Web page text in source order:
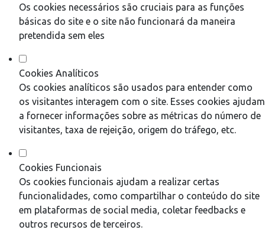
Os cookies necessários são cruciais para as funções
básicas do site e o site não funcionará da maneira
pretendida sem eles
Cookies Analíticos
Os cookies analíticos são usados para entender como
os visitantes interagem com o site. Esses cookies ajudam
a fornecer informações sobre as métricas do número de
visitantes, taxa de rejeição, origem do tráfego, etc.
Cookies Funcionais
Os cookies funcionais ajudam a realizar certas
funcionalidades, como compartilhar o conteúdo do site
em plataformas de social media, coletar feedbacks e
outros recursos de terceiros.